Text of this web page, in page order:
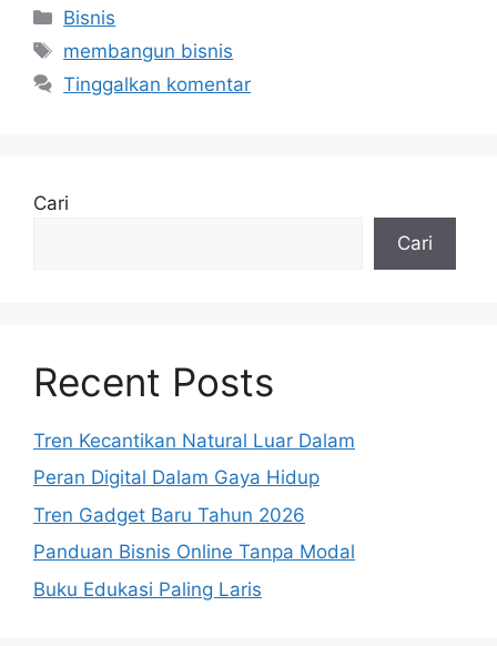
Kategori
Bisnis
Tag
membangun bisnis
Tinggalkan komentar
Cari
Cari
Recent Posts
Tren Kecantikan Natural Luar Dalam
Peran Digital Dalam Gaya Hidup
Tren Gadget Baru Tahun 2026
Panduan Bisnis Online Tanpa Modal
Buku Edukasi Paling Laris